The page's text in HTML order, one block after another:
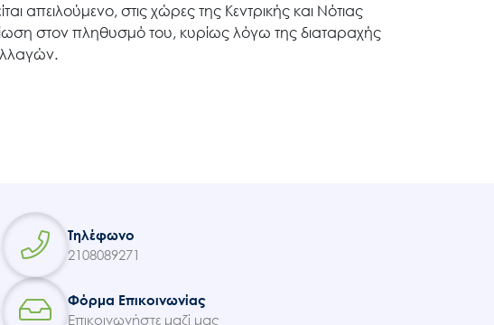
απειλούμενο, στις χώρες της Κεντρικής και Νότιας
στον πληθυσμό του, κυρίως λόγω της διαταραχής
Τηλέφωνο
2108089271
Φόρμα Επικοινωνίας
Επικοινωνήστε μαζί μας